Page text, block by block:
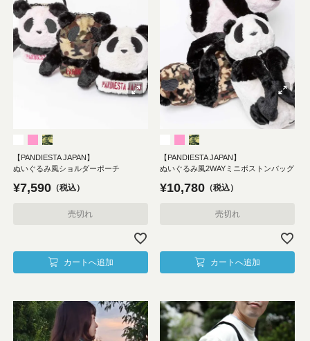
【PANDIESTA JAPAN】
ぬいぐるみ風ショルダーポーチ
¥7,590 税込
売切れ
カートへ追加
【PANDIESTA JAPAN】
ぬいぐるみ風2WAYミニボストンバッグ
¥10,780 税込
売切れ
カートへ追加